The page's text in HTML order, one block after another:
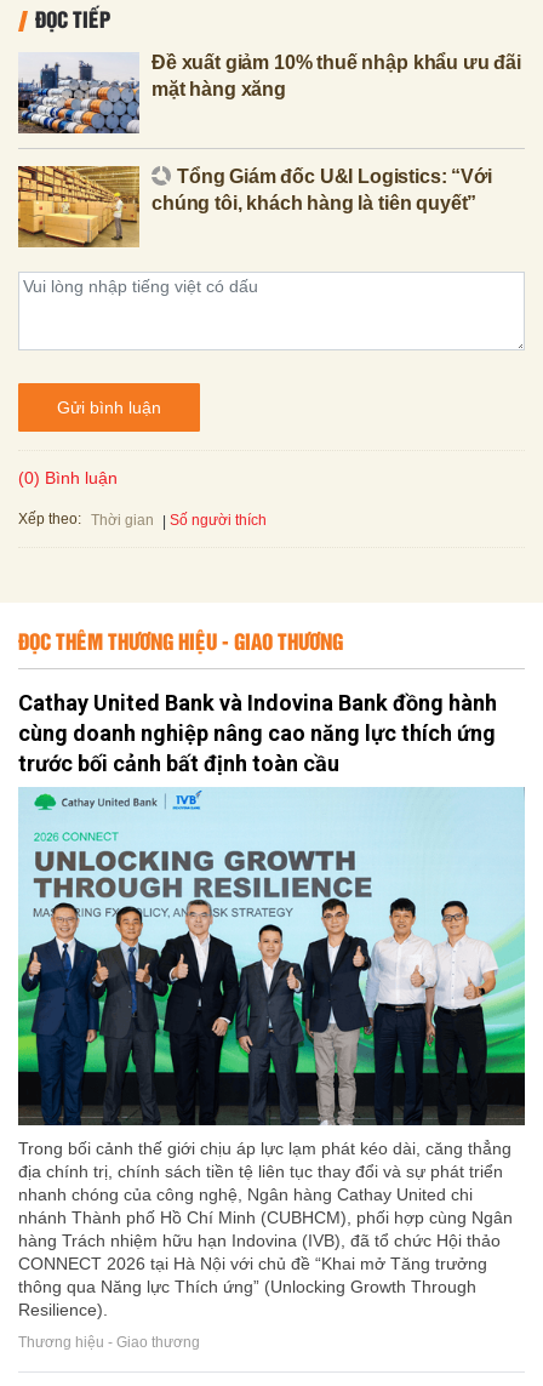
ĐỌC TIẾP
Đề xuất giảm 10% thuế nhập khẩu ưu đãi
mặt hàng xăng
Tổng Giám đốc U&I Logistics: “Với
chúng tôi, khách hàng là tiên quyết”
Gửi bình luận
(0) Bình luận
Xếp theo: Thời gian Số người thích
ĐỌC THÊM THƯƠNG HIỆU - GIAO THƯƠNG
Cathay United Bank và Indovina Bank đồng hành
cùng doanh nghiệp nâng cao năng lực thích ứng
trước bối cảnh bất định toàn cầu
Trong bối cảnh thế giới chịu áp lực lạm phát kéo dài, căng thẳng
địa chính trị, chính sách tiền tệ liên tục thay đổi và sự phát triển
nhanh chóng của công nghệ, Ngân hàng Cathay United chi
nhánh Thành phố Hồ Chí Minh (CUBHCM), phối hợp cùng Ngân
hàng Trách nhiệm hữu hạn Indovina (IVB), đã tổ chức Hội thảo
CONNECT 2026 tại Hà Nội với chủ đề “Khai mở Tăng trưởng
thông qua Năng lực Thích ứng” (Unlocking Growth Through
Resilience).
Thương hiệu - Giao thương